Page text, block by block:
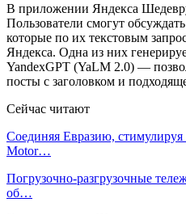
В приложении Яндекса
Пользователи смогут
которые по их текстовым
Яндекса. Одна из них
YandexGPT (YaLM 2.0) —
посты с заголовком и
Сейчас читают
Соединяя Евразию,
Motor…
Погрузочно-разгрузочные
об…